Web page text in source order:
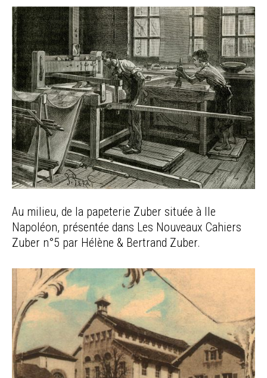
Au milieu, de la papeterie Zuber située à Ile
Napoléon, présentée dans Les Nouveaux Cahiers
Zuber n°5 par Hélène & Bertrand Zuber.